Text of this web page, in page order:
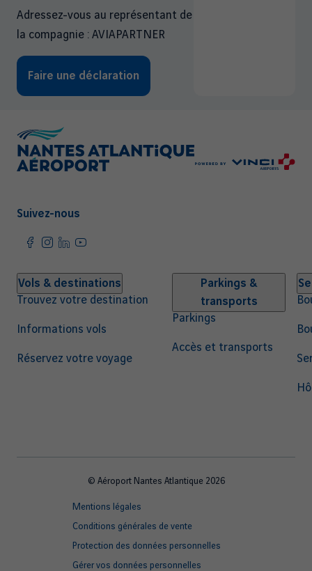
Adressez-vous au représentant de
la compagnie : AVIAPARTNER
Faire une déclaration
Suivez-nous
Navigation
principale
Vols & destinations
Trouvez votre destination
Informations vols
Réservez votre voyage
Parkings &
transports
Parkings
Accès et transports
© Aéroport Nantes Atlantique 2026
Mentions légales
Conditions générales de vente
Protection des données personnelles
Gérer vos données personnelles